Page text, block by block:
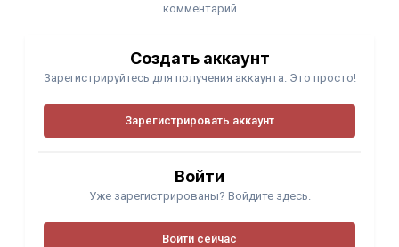
комментарий
Создать аккаунт
Зарегистрируйтесь для получения аккаунта. Это просто!
Зарегистрировать аккаунт
Войти
Уже зарегистрированы? Войдите здесь.
Войти сейчас